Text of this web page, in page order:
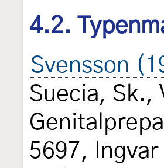
4.2.
Svensson
Suecia, Sk.,
5697,